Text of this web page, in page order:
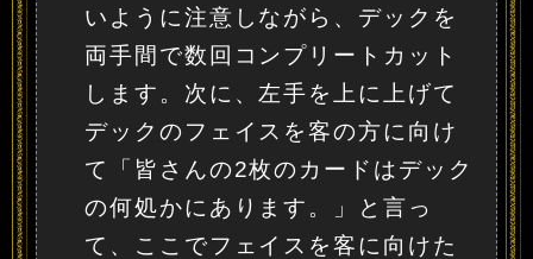
いように注意しながら、デックを
両手間で数回コンプリートカット
します。次に、左手を上に上げて
デックのフェイスを客の方に向け
て「皆さんの2枚のカードはデック
の何処かにあります。」と言っ
て、ここでフェイスを客に向けた